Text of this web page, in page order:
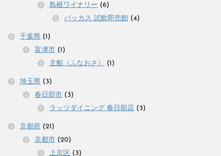
島根ワイナリー (6)
バッカス 試飲即売館 (4)
千葉県 (1)
富津市 (1)
主船（ふなおさ）
(1)
埼玉県 (3)
春日部市 (3)
ラッツダイニング 春日部店 (3)
京都府 (21)
京都市 (20)
上京区 (3)